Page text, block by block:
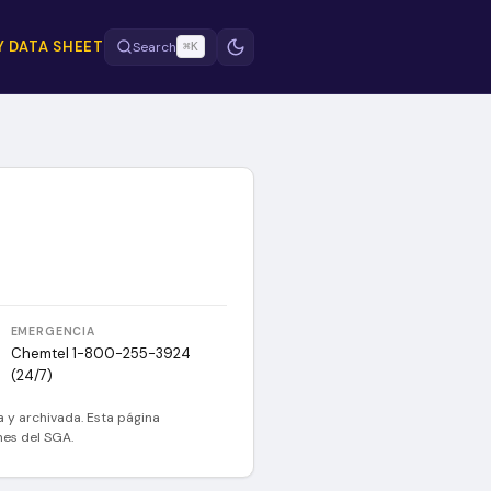
DATA SHEET Search ⌘K
EMERGENCIA
Chemtel 1-800-255-3924
(24/7)
y archivada. Esta página
del SGA.